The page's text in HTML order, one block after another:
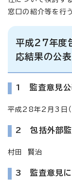
窓口の紹介等を行う
平成27年度
応結果の公表
1 監査意見公
平成28年2月3日（
2 包括外部監
村田 賢治
3 監査意見に